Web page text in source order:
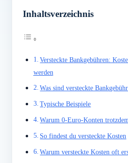
Inhaltsverzeichnis
Versteckte Bankgebühren:
werden
Was sind versteckte
Typische Beispiele
Warum 0-Euro-Konten
So findest du versteckte Kosten
Warum versteckte Kosten oft